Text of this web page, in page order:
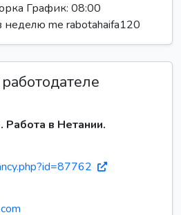
График: 08:00
неделю me rabotahaifa120
Работа в Нетании.